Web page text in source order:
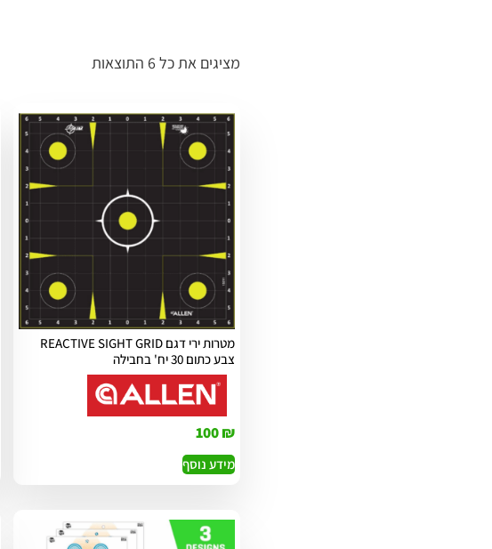
מציגים את כל ⁦6⁩ התוצאות
מטרות ירי דגם REACTIVE SIGHT GRID
צבע כתום 30 יח' בחבילה
100₪
מידע נוסף